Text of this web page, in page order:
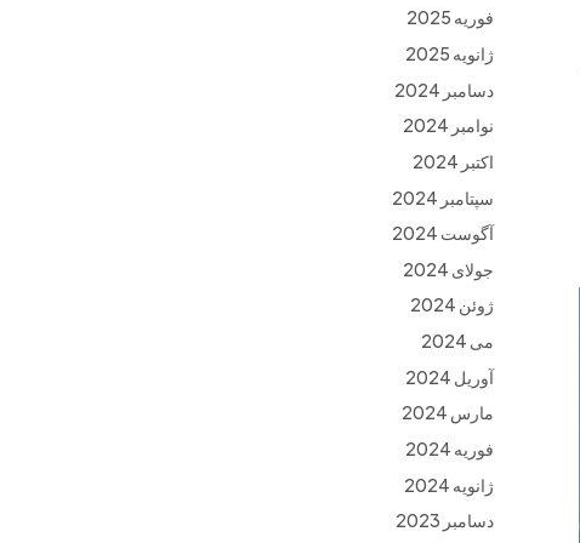
فوریه 2025
ژانویه 2025
دسامبر 2024
نوامبر 2024
اکتبر 2024
سپتامبر 2024
آگوست 2024
جولای 2024
ژوئن 2024
می 2024
آوریل 2024
مارس 2024
فوریه 2024
ژانویه 2024
دسامبر 2023